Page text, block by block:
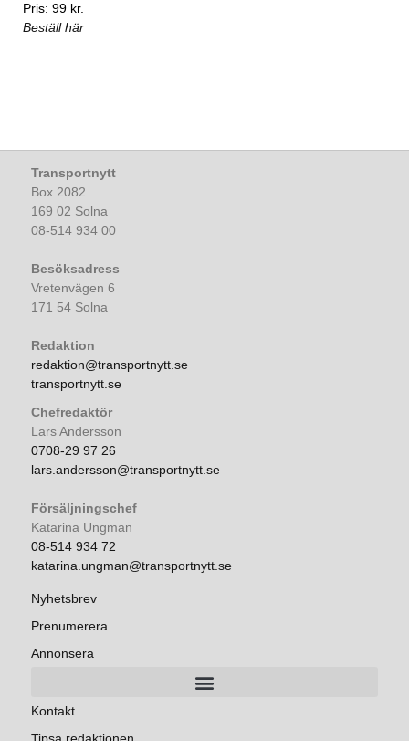
Pris: 99 kr.
Beställ här
Transportnytt
Box 2082
169 02 Solna
08-514 934 00
Besöksadress
Vretenvägen 6
171 54 Solna
Redaktion
redaktion@transportnytt.se
transportnytt.se
Chefredaktör
Lars Andersson
0708-29 97 26
lars.andersson@transportnytt.se
Försäljningschef
Katarina Ungman
08-514 934 72
katarina.ungman@transportnytt.se
Nyhetsbrev
Prenumerera
Annonsera
Kontakt